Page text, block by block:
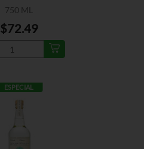
750 ML
$72.49
ESPECIAL